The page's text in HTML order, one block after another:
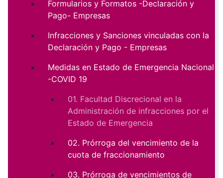
Formularios y Formatos -Declaración y
Pago- Empresas
Infracciones y Sanciones vinculadas con la
Declaración y Pago - Empresas
Medidas en Estado de Emergencia Nacional
-COVID 19
01. Facultad Discrecional en la
Administración de infracciones por el
Estado de Emergencia
02. Prórroga del vencimiento de la
cuota de fraccionamiento
03. Prórroga de vencimientos de